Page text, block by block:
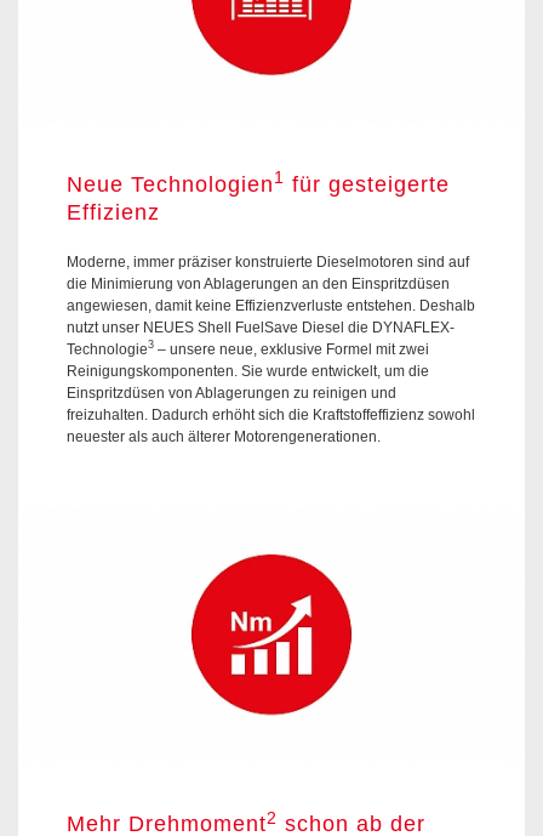
Neue Technologien 1 für gesteigerte
Effizienz
Moderne, immer präziser konstruierte Dieselmotoren sind auf
die Minimierung von Ablagerungen an den Einspritzdüsen
angewiesen, damit keine Effizienzverluste entstehen. Deshalb
nutzt unser NEUES Shell FuelSave Diesel die DYNAFLEX-
Technologie3 – unsere neue, exklusive Formel mit zwei
Reinigungskomponenten. Sie wurde entwickelt, um die
Einspritzdüsen von Ablagerungen zu reinigen und
freizuhalten. Dadurch erhöht sich die Kraftstoffeffizienz sowohl
neuester als auch älterer Motorengenerationen.
Mehr Drehmoment2 schon ab der